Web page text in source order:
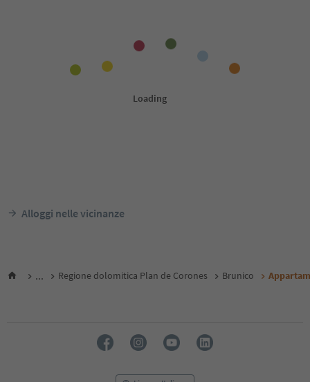
Alloggi nelle vicinanze
... Regione dolomitica Plan de Corones Brunico